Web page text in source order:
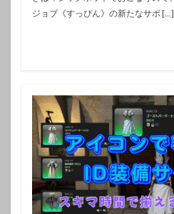
ジョブ《すっぴん》の新たなサポ […]